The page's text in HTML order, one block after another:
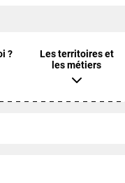
?
Les territoires et
les métiers